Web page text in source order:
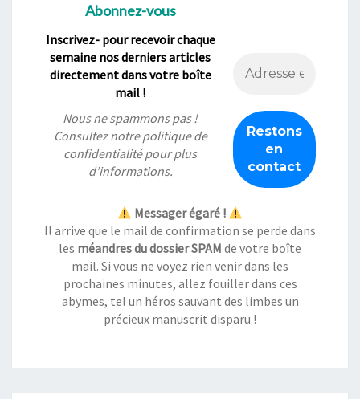
Abonnez-vous
Inscrivez- pour recevoir chaque
semaine nos derniers articles
directement dans votre boîte
mail !
Nous ne spammons pas !
Consultez notrepolitique de
confidentialitépour plus
d’informations.
Messager égaré !
Il arrive que le mail de confirmation se perde dans
les méandres du dossier SPAM de votre boîte
mail. Si vous ne voyez rien venir dans les
prochaines minutes, allez fouiller dans ces
abymes, tel un héros sauvant des limbes un
précieux manuscrit disparu !